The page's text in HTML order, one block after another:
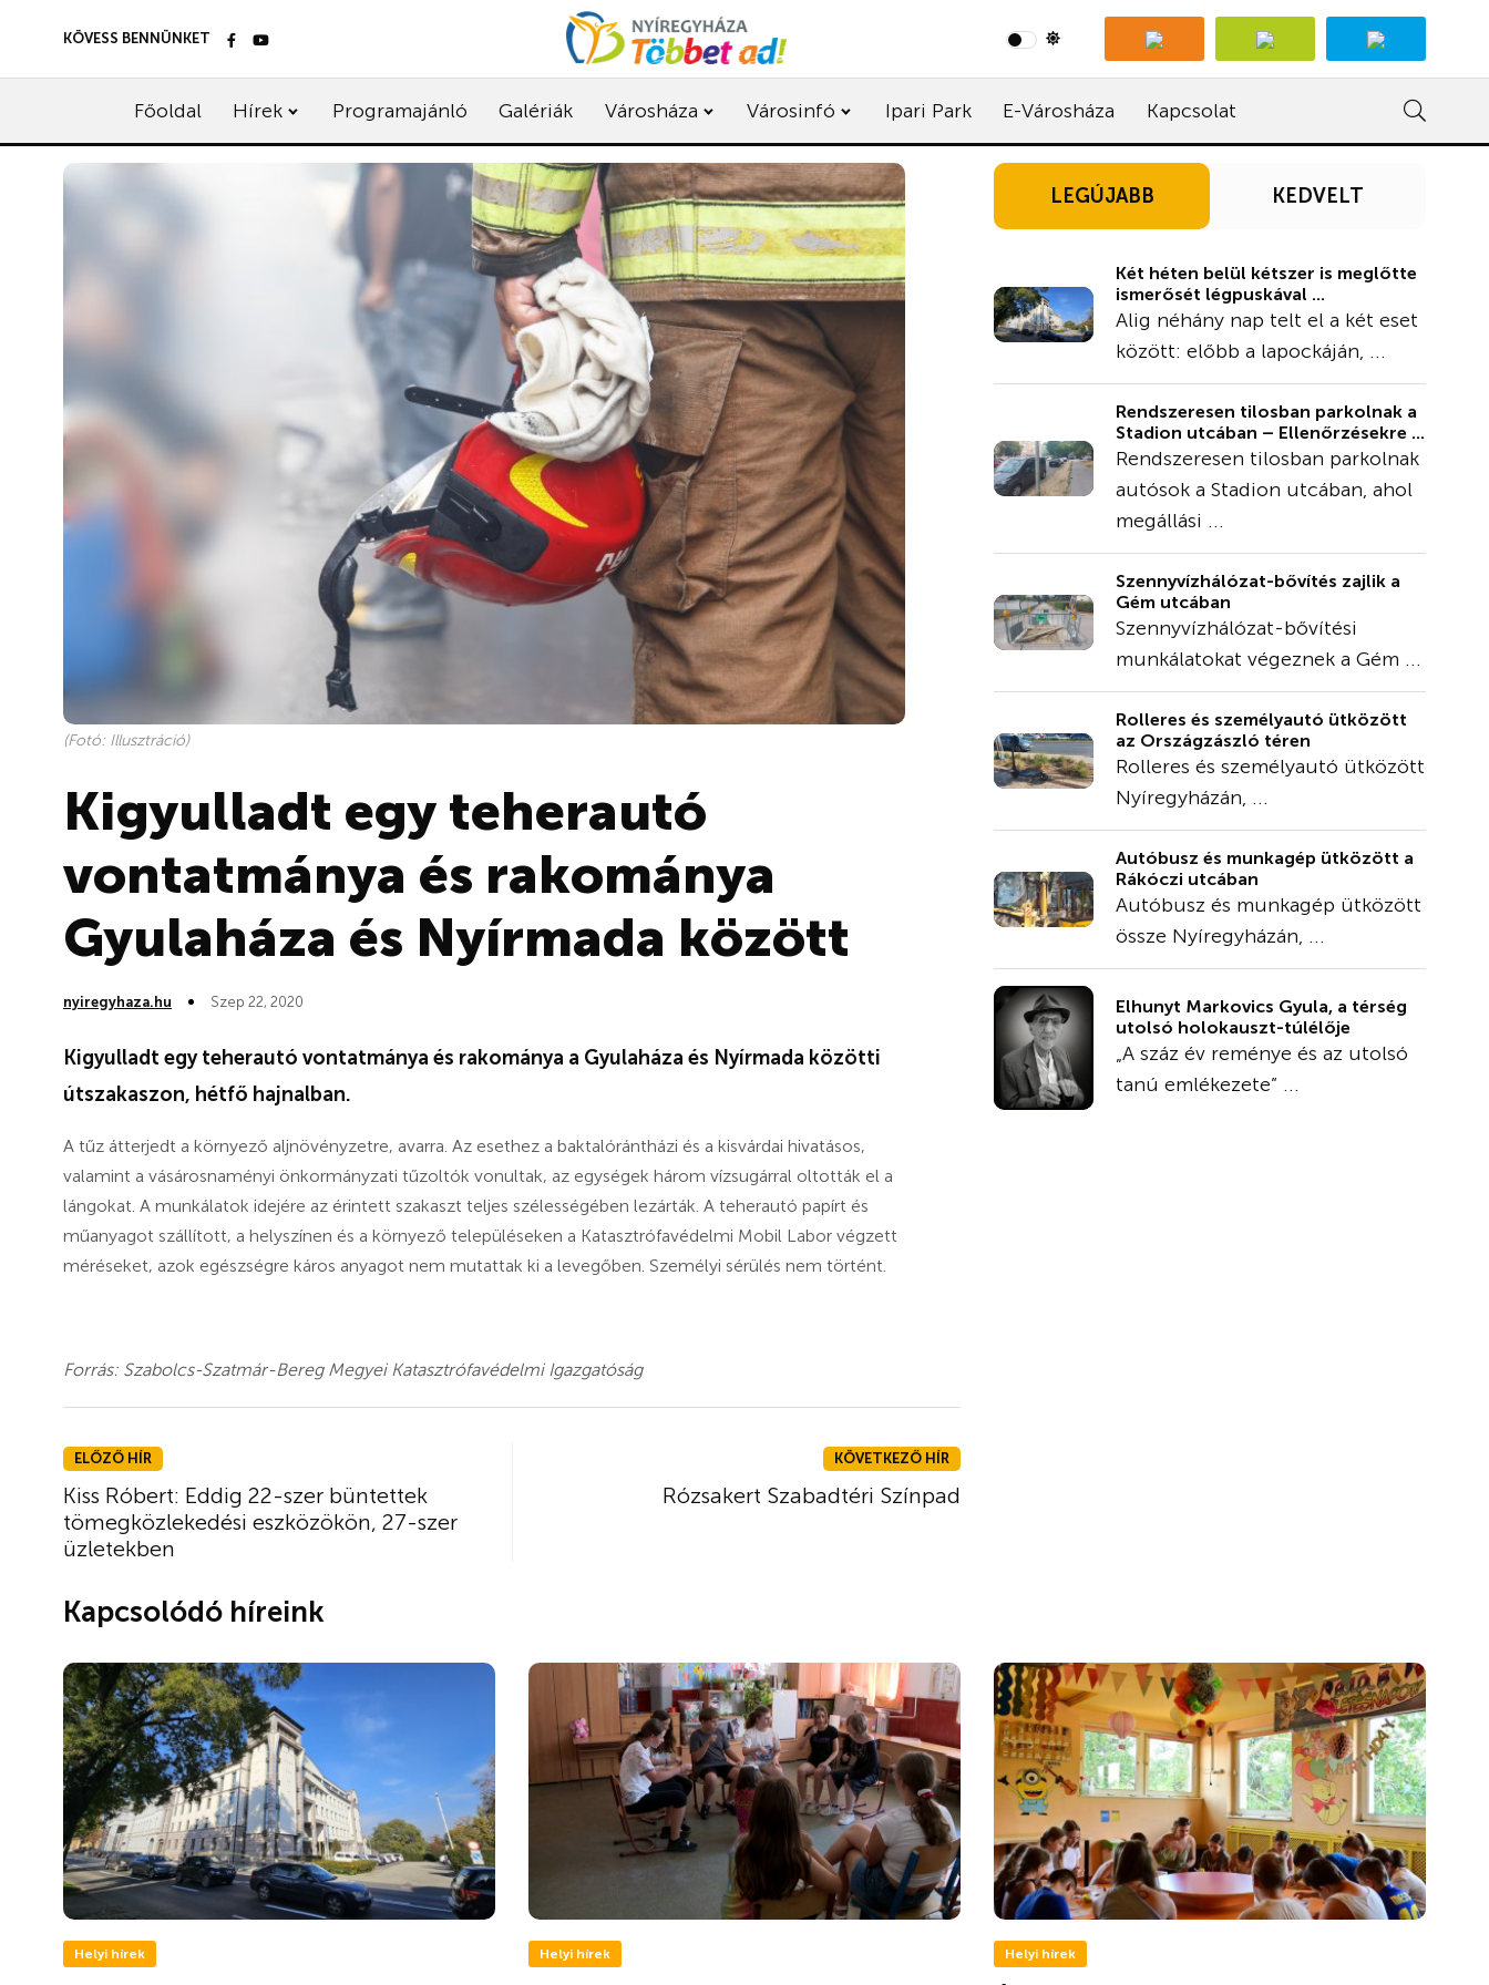
KÖVESS BENNÜNKET
Főoldal Hírek Programajánló Galériák Városháza Városinfó Ipari Park E-Városháza Kapcsolat
(Fotó: Illusztráció)
Kigyulladt egy teherautó
vontatmánya és rakománya
Gyulaháza és Nyírmada között
nyiregyhaza.hu Szep 22, 2020
Kigyulladt egy teherautó vontatmánya és rakománya a Gyulaháza és Nyírmada közötti
útszakaszon, hétfő hajnalban.
A tűz átterjedt a környező aljnövényzetre, avarra. Az esethez a baktalórántházi és a kisvárdai hivatásos,
valamint a vásárosnaményi önkormányzati tűzoltók vonultak, az egységek három vízsugárral oltották el a
lángokat. A munkálatok idejére az érintett szakaszt teljes szélességében lezárták. A teherautó papírt és
műanyagot szállított, a helyszínen és a környező településeken a Katasztrófavédelmi Mobil Labor végzett
méréseket, azok egészségre káros anyagot nem mutattak ki a levegőben. Személyi sérülés nem történt.
Forrás: Szabolcs-Szatmár-Bereg Megyei Katasztrófavédelmi Igazgatóság
ELŐZŐ HÍR
Kiss Róbert: Eddig 22-szer büntettek
tömegközlekedési eszközökön, 27-szer
üzletekben
KÖVETKEZŐ HÍR
Rózsakert Szabadtéri Színpad
LEGÚJABB KEDVELT
Két héten belül kétszer is meglőtte
ismerősét légpuskával ...
Alig néhány nap telt el a két eset
között: előbb a lapockáján, ...
Rendszeresen tilosban parkolnak a
Stadion utcában – Ellenőrzésekre ...
Rendszeresen tilosban parkolnak
autósok a Stadion utcában, ahol
megállási ...
Szennyvízhálózat-bővítés zajlik a
Gém utcában
Szennyvízhálózat-bővítési
munkálatokat végeznek a Gém ...
Rolleres és személyautó ütközött
az Országzászló téren
Rolleres és személyautó ütközött
Nyíregyházán, ...
Autóbusz és munkagép ütközött a
Rákóczi utcában
Autóbusz és munkagép ütközött
össze Nyíregyházán, ...
Elhunyt Markovics Gyula, a térség
utolsó holokauszt-túlélője
„A száz év reménye és az utolsó
tanú emlékezete” ...
Kapcsolódó híreink
Helyi hírek Helyi hírek Helyi hírek